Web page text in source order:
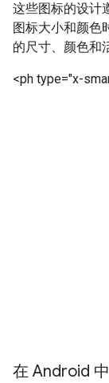
这些图标的设计
图标大小和颜色
的尺寸、颜色和
<ph type="x-
在 Android